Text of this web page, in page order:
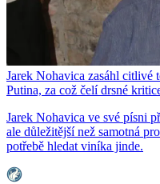
Jarek Nohavica zasáhl citlivé
Putina, za což čelí drsné
Jarek Nohavica ve své písni
ale důležitější než samotná
potřebě hledat viníka jinde.